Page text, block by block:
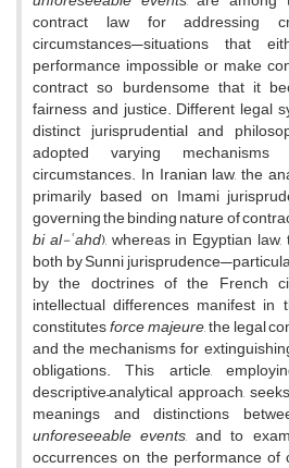
contract law for addressing
circumstances—situations that
performance impossible or make
contract so burdensome that it
fairness and justice. Different legal
distinct jurisprudential and
adopted varying
circumstances. In Iranian law, the
primarily based on Imami
governing the binding nature of
bi al-ʿahd), whereas in Egyptian
both by Sunni
by the doctrines of the French
intellectual differences manifest in
constitutesforce majeure, the legal
and the mechanisms for
obligations. This article,
descriptive–analytical approach,
meanings and distinctions
unforeseeable events, and to
occurrences on the performance of